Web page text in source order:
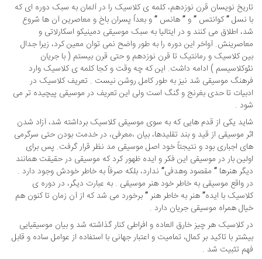
تاریخ نویسان قرن نوزدهم، کلمه ی کلاسیک را در آلمان به سبک دوره ای که
با نسل ” کوانتس ” و ” هانس ” و بعداً پسران باخ و معاصرین آن ها شروع
شد، اطلاق می کنند و در ایتالیا به سبک موسیقی دمینیکو اسکارلاتی و
معاصرینش. آواخر این دوره را به طور واضح نمی توان معین کرد، زیرا جدال
بین کلاسیک و رمانتیک تا قرن نوزدهم و حتی قرن بیستم ( با جریان
نئوکلاسیسم ) ادامه داشت. این که چه وقت و کجا کلمه ی کلاسیک وارد
فرهنگ موسیقی شد نیز به طور کامل روشن نیست . تعریف کلاسیک در
ادبیات تا حدی بغرنج و گنگ است ولی این تعریف در موسیقی پیچیده تر می
شود .
شاید یکی از قدم هایی که به سوی موسیقی کلاسیک برداشته شد، آزاد شدن
اثر موسیقی از قید و بند تقلیدها، بیان ،معرفی، در خدمت بودن حتی سرگرمی
های اجباری بود و نتیجتاً خود اصل موسیقی مد نظر قرار گرفت. پس برای
اولین بار در موسیقی این فکر و ایده ظهور کرد که موسیقی در حقیقت همانند
دیگر هنرها ” مقصود وهدفی” ندارد، بلکه صرفاً به خاطر خودش وجود دارد .
در واقع موسیقی به خاطر خود هنر موسیقی . به عبارت دیگر، در دوره ی
کلاسیک با ایده” هنر به خاطر هنر ” برخورد می شد که از آن زمان تا کنون هم
خیال همراه موسیقی جریان دارد .
در کلاسیک هر چیز خارق العاده و افراطی کنار گذاشته شد و بیان موسیقیایی
بیشتر با تاکید بر کمال، تمامیت و اعتبار جهانی با استفاده از عوامل ساده و قابل
فهم تثبیت شد .